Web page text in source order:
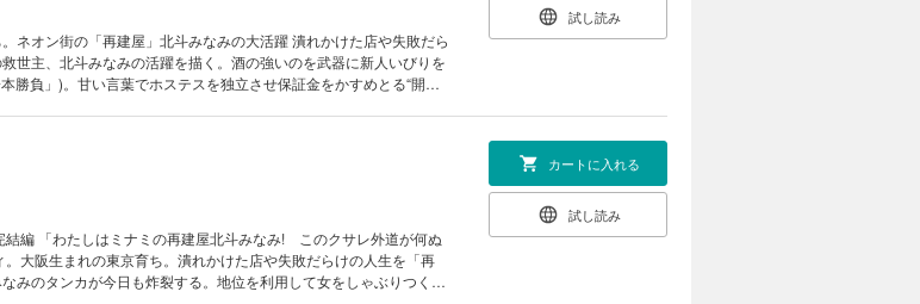
再建屋」北斗みなみの大活躍 潰れかけた店や失敗だら
世主、北斗みなみの活躍を描く。酒の強いのを武器に新人いびりを
勝負」)。甘い言葉でホステスを独立させ保証金をかすめとる“開店
とは?(「ママはホステス!」)etc.「あんた これから地獄を見ること
いッ!」。みなみのタンカが今宵も炸裂する! 「ミナミの帝王」郷力
試し読み
道が何ぬ
大阪生まれの東京育ち。潰れかけた店や失敗だらけの人生を「再
みのタンカが今日も炸裂する。地位を利用して女をしゃぶりつくす
カートに入れる
試し読み